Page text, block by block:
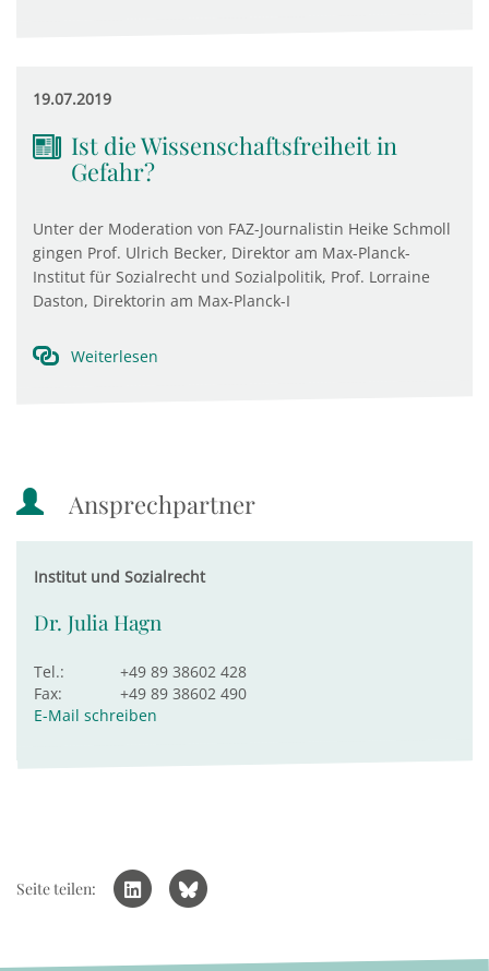
19.07.2019
Ist die Wissenschaftsfreiheit in
Gefahr?
Unter der Moderation von FAZ-Journalistin Heike Schmoll
gingen Prof. Ulrich Becker, Direktor am Max-Planck-
Institut für Sozialrecht und Sozialpolitik, Prof. Lorraine
Daston, Direktorin am Max-Planck-I
Weiterlesen
Ansprechpartner
Institut und Sozialrecht
Dr. Julia Hagn
Tel.:
+49 89 38602 428
Fax:
+49 89 38602 490
E-Mail schreiben
Seite teilen: